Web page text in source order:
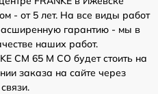
- от 5 лет. На все виды работ
гарантию - мы в
наших работ.
CM 65 M CO будет стоить на
заказа на сайте через